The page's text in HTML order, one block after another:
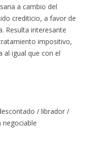
a cambio del
crediticio, a favor de
Resulta interesante
impositivo,
al igual que con el
/ librador /